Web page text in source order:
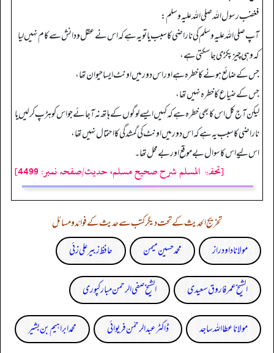
فغضب رسول الله صلي الله عليه وسلم:
آپ صلی اللہ علیہ وسلم کی ناراضی کا سبب یا تو یہ ہے کہ اس نے عقل و دانش سے کام نہیں لیا
کہ وہی چیز پکڑی جا سکتی ہے،
جس کے ضائع ہونے کا خطرہ ہے اور اس دور میں اونٹ ایسا حیوان تھا،
جس کے ضیاع کا خطرہ نہیں تھا،
لیکن آج کل اس کا بھی خطرہ ہے کہ کہیں ایسے لوگوں کے ہاتھ نہ آ جائے جو اس کو ہڑپ کر لیں یا
ناراضی کا سبب یہ ہے کہ اس دور میں اونٹ کی گمشدگی کا احتمال نہیں تھا،
اس لیے اس کا سوال بے موقع اور بے محل تھا۔
[تحفۃ المسلم شرح صحیح مسلم، حدیث/صفحہ نمبر: 4499]
تخریج الحدیث کے تحت دیگر کتب سے حدیث کے فوائد و مسائل
مولانا داود راز
محمد حسین میمن حافظ زبیر علی زئی
الشیخ عمر فاروق سعیدی الشیخ صفی الرحمن مبارکپوری
مولانا عطا اللہ ساجد ڈاکٹر عبدالرحمٰن فریوائی محمد ابراہیم بن بشیر